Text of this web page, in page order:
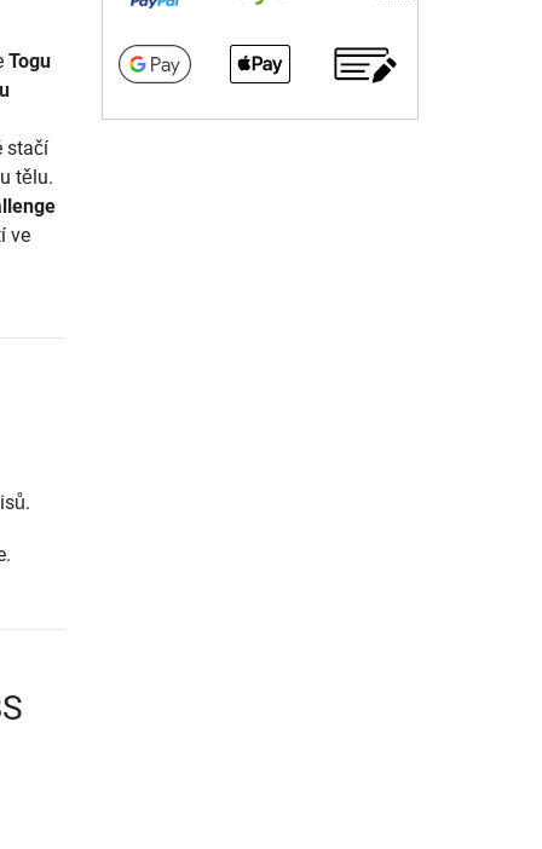
Togu
stačí
tělu.
ve